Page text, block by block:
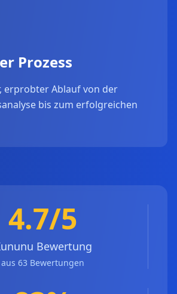
Prozess
erprobter Ablauf von der
bis zum erfolgreichen
4.7/5
Bewertung
aus 63 Bewertungen